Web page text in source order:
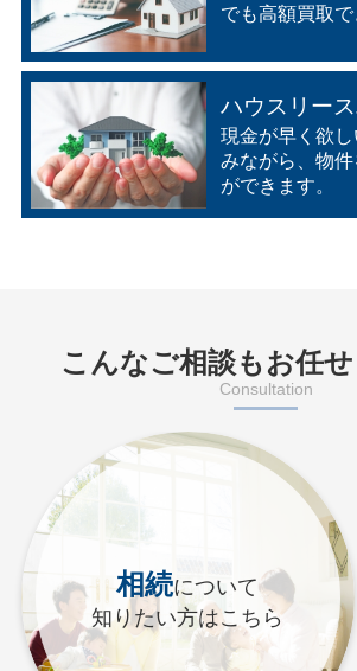
でも⾼額買取で
ハウスリー
現⾦が早く欲
みながら、物
ができます。
こんなご相談もお任
Consultation
相続について
知りたい方はこちら